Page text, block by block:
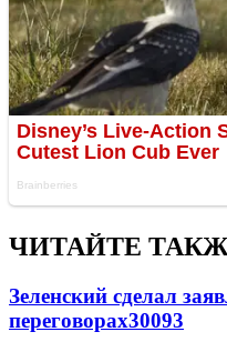
ЧИТАЙТЕ
Зеленский сделал
переговорах30093